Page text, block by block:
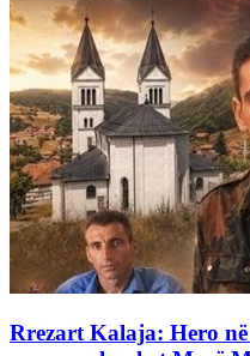
Rrezart Kalaja: Hero